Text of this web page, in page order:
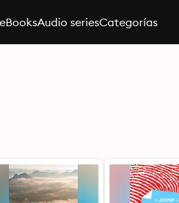
Audio seriesCategorías